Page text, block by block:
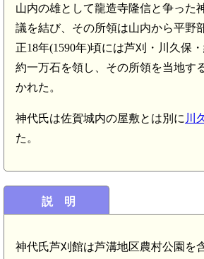
山内の雄として龍造寺隆信と争った
議を結び、その所領は山内から平野
正18年(1590年)頃には芦刈・川久保
約一万石を領し、その所領を当地す
かれた。
神代氏は佐賀城内の屋敷とは別に 川
た。
説 明
神代氏芦刈館は芦溝地区農村公園を